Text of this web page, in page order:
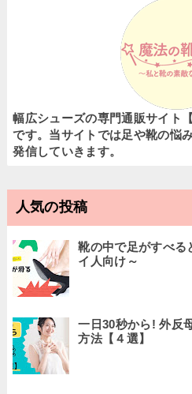
幅広シューズの専門通販サイト
です。当サイトでは足や靴の悩
発信していきます。
人気の投稿
靴の中で足がすべる
イ人向け～
一日30秒から! 外反
方法【４選】